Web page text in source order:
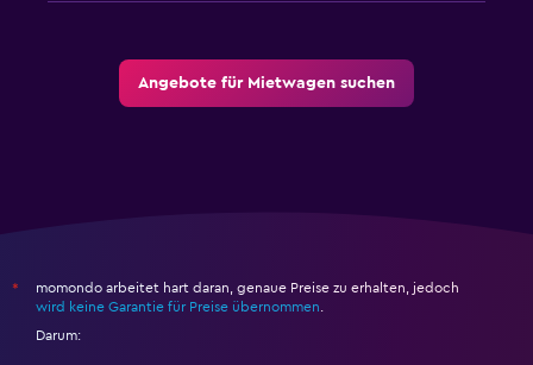
Angebote für Mietwagen suchen
*
momondo arbeitet hart daran, genaue Preise zu erhalten, jedoch
wird keine Garantie für Preise übernommen.
Darum: